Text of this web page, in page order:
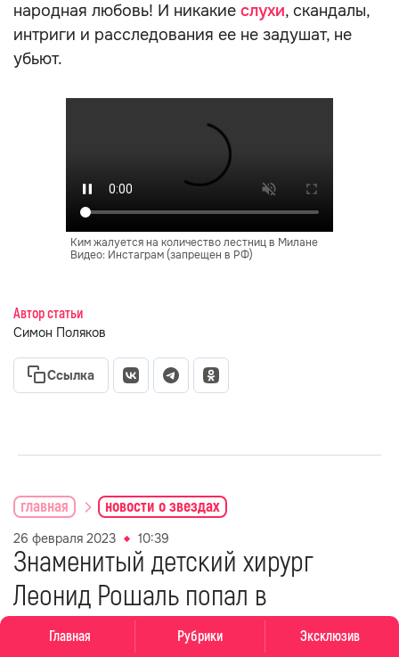
Главная Рубрики Эксклюзив
народная любовь! И никакие слухи, скандалы,
интриги и расследования ее не задушат, не
убьют.
Ким жалуется на количество лестниц в Милане
Видео: Инстаграм (запрещен в РФ)
Автор статьи
Симон Поляков
Ссылка
главная новости о звездах
26 февраля 2023 10:39
Знаменитый детский хирург
Леонид Рошаль попал в
реанимацию